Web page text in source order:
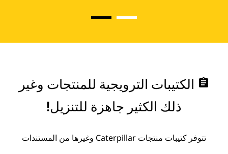
assignment الكتيبات الترويجية للمنتجات وغير
ذلك الكثير جاهزة للتنزيل!
تتوفر كتيبات منتجات Caterpillar وغيرها من المستندات